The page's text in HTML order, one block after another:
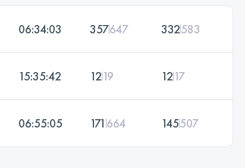
06:34:03 357647 332583
15:35:42 1219 1217
06:55:05 171 664 145507